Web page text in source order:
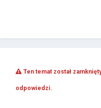
Ten temat został
odpowiedzi.